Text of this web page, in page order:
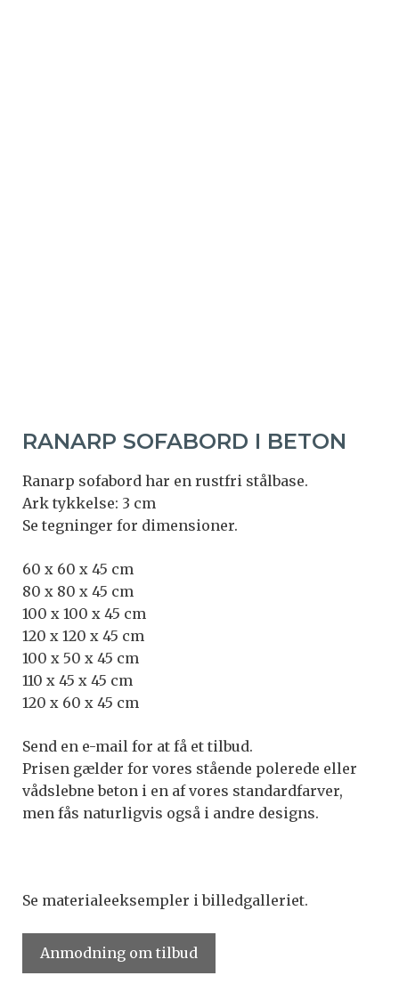
RANARP SOFABORD I BETON
Ranarp sofabord har en rustfri stålbase.
Ark tykkelse: 3 cm
Se tegninger for dimensioner.
60 x 60 x 45 cm
80 x 80 x 45 cm
100 x 100 x 45 cm
120 x 120 x 45 cm
100 x 50 x 45 cm
110 x 45 x 45 cm
120 x 60 x 45 cm
Send en e-mail for at få et tilbud.
Prisen gælder for vores stående polerede eller
vådslebne beton i en af vores standardfarver,
men fås naturligvis også i andre designs.
Se materialeeksempler i billedgalleriet.
Anmodning om tilbud